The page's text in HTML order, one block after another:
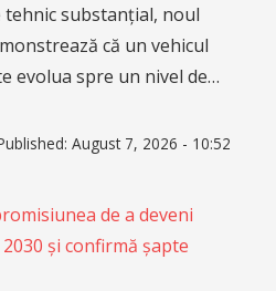
substanțial, noul
că un vehicul
evolua spre un nivel de…
August 7, 2026 - 10:52
de a deveni
și confirmă șapte